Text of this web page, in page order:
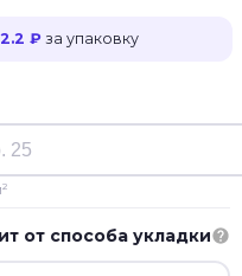
₽ за упаковку
от способа укладки